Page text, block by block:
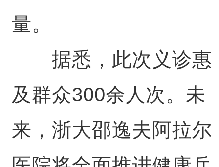
量。
据悉，此次义诊惠
及群众300余人次。未
来，浙大邵逸夫阿拉尔